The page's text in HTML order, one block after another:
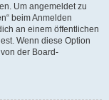
Um angemeldet zu
beim Anmelden
an einem öffentlichen
Wenn diese Option
der Board-